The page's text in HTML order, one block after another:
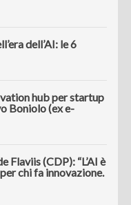
dell’AI: le 6
hub per startup
Boniolo (ex e-
Flaviis (CDP): “L’AI è
chi fa innovazione.